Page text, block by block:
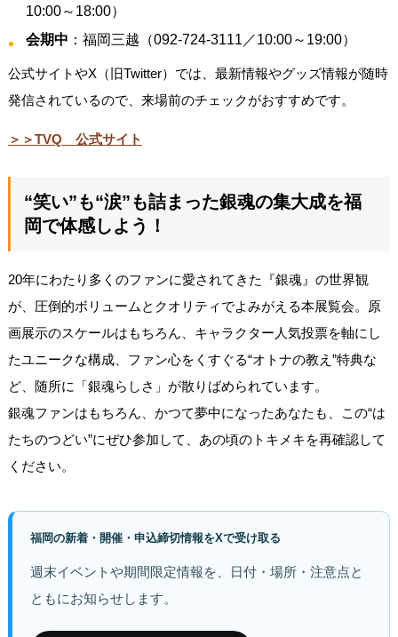
10:00～18:00）
会期中 ：福岡三越（092-724-3111／10:00～19:00）
公式サイトやX（旧Twitter）では、最新情報やグッズ情報が随時
発信されているので、来場前のチェックがおすすめです。
＞＞TVQ 公式サイト
“笑い”も“涙”も詰まった銀魂の集大成を福
岡で体感しよう！
20年にわたり多くのファンに愛されてきた『銀魂』の世界観
が、圧倒的ボリュームとクオリティでよみがえる本展覧会。原
画展示のスケールはもちろん、キャラクター人気投票を軸にし
たユニークな構成、ファン心をくすぐる“オトナの教え”特典な
ど、随所に「銀魂らしさ」が散りばめられています。
銀魂ファンはもちろん、かつて夢中になったあなたも、この“は
たちのつどい”にぜひ参加して、あの頃のトキメキを再確認して
ください。
福岡の新着・開催・申込締切情報をXで受け取る
週末イベントや期間限定情報を、日付・場所・注意点と
ともにお知らせします。